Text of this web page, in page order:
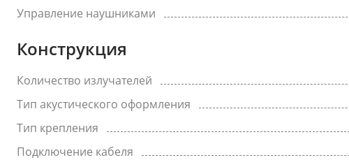
Управление наушниками
Конструкция
Количество излучателей
Тип акустического оформления
Тип крепления
Подключение кабеля